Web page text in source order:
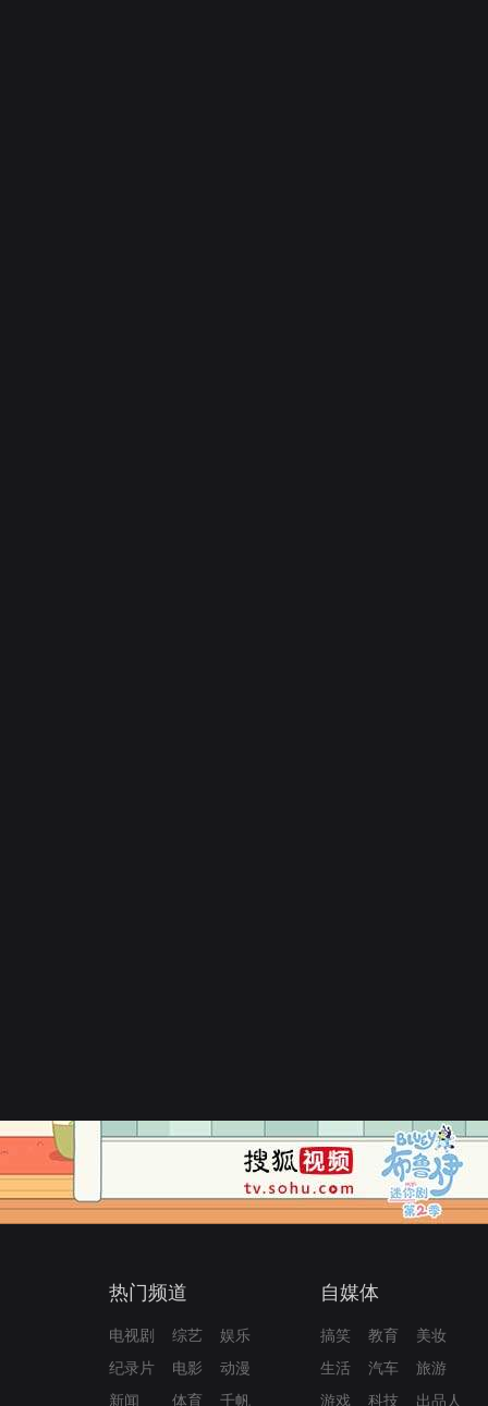
热门频道
电视剧 综艺
娱乐
纪录片
电影
动漫
新闻
体育 千帆
自媒体
搞笑 教育
美妆
生活
汽车
旅游
游戏
科技 出品人